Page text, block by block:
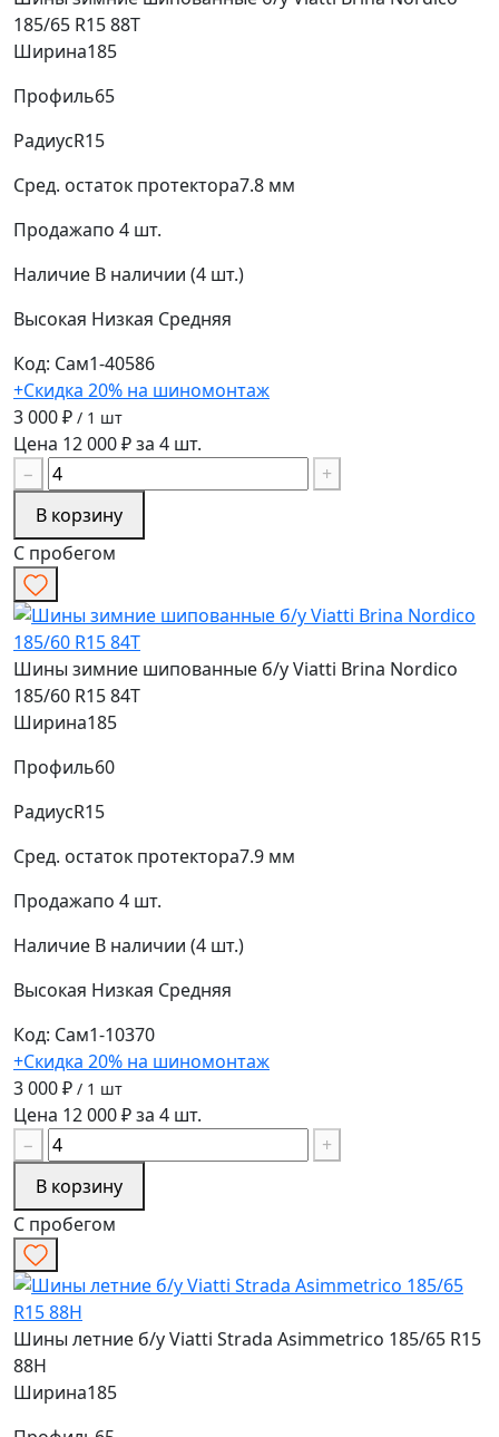
185/65 R15 88T
Ширина185
Профиль65
РадиусR15
Сред. остаток протектора7.8 мм
Продажапо 4 шт.
Наличие В наличии (4 шт.)
Высокая Низкая Средняя
Код: Сам1-40586
+Скидка 20% на шиномонтаж
3 000 ₽ / 1 шт
Цена 12 000 ₽ за 4 шт.
−
+
В корзину
С пробегом
Шины зимние шипованные б/у Viatti Brina Nordico
185/60 R15 84T
Ширина185
Профиль60
РадиусR15
Сред. остаток протектора7.9 мм
Продажапо 4 шт.
Наличие В наличии (4 шт.)
Высокая Низкая Средняя
Код: Сам1-10370
+Скидка 20% на шиномонтаж
3 000 ₽ / 1 шт
Цена 12 000 ₽ за 4 шт.
−
+
В корзину
С пробегом
Шины летние б/у Viatti Strada Asimmetrico 185/65 R15
88H
Ширина185